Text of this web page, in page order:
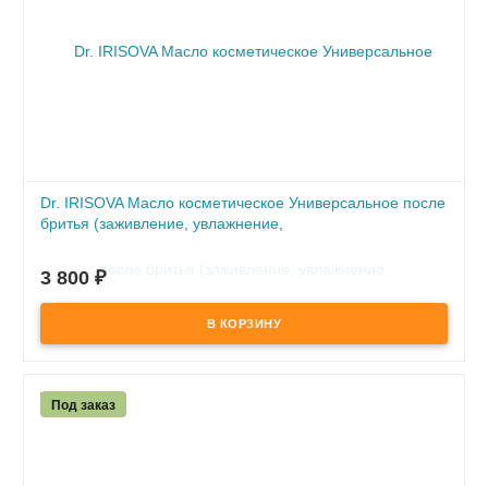
Dr. IRISOVA Масло косметическое Универсальное после
бритья (заживление, увлажнение,
В наличии
- заживляет повреждения кожи
3 800 ₽
Под заказ